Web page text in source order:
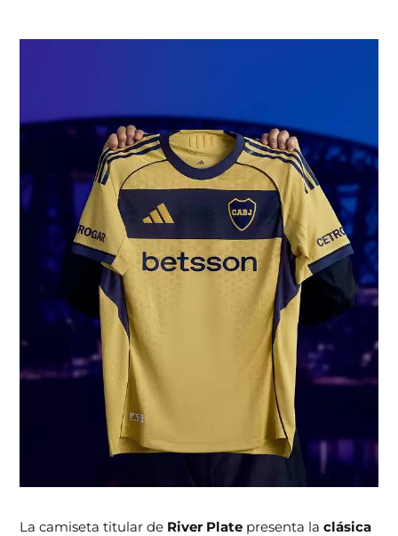
La camiseta titular de River Plate presenta laclásica